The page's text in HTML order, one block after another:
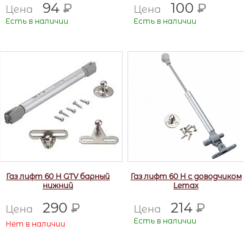
Цена 94 Р
Есть в наличии
Цена 100 Р
Есть в наличии
Газ лифт 60 Н GTV барный
нижний
Цена 290 Р
Нет в наличии
Газ лифт 60 Н с доводчиком
Lemax
Цена 214 Р
Есть в наличии